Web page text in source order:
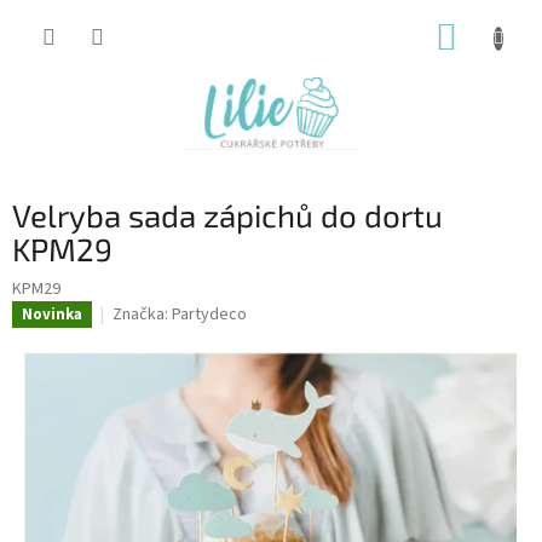
Velryba sada zápichů do dortu
KPM29
KPM29
Novinka Značka: Partydeco